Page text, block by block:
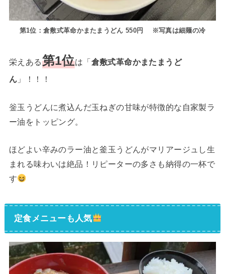
第1位：倉敷式革命かまたまうどん 550円 ※写真は細麺の冷
栄えある第1位は「倉敷式革命かまたまうど
ん 」！！！
釡玉うどんに煮込んだ玉ねぎの甘味が特徴的な自家製ラ
ー油をトッピング。
ほどよい辛みのラー油と釜玉うどんがマリアージュし生
まれる味わいは絶品！リピーターの多さも納得の一杯で
す
定食メニューも人気